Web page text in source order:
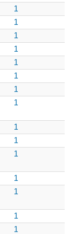
1
1
1
1
1
1
1
1
1
1
1
1
1
1
1